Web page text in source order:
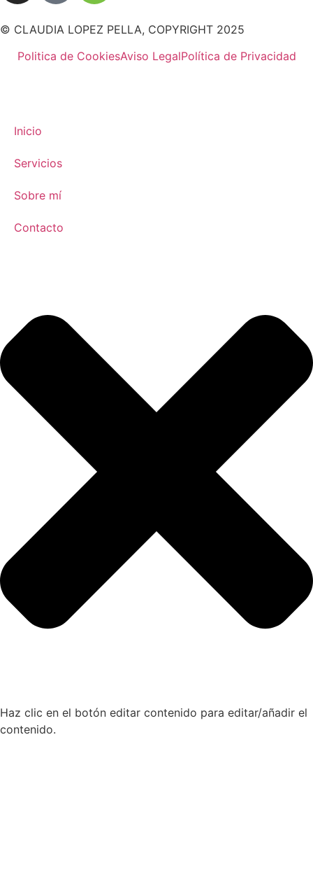
© CLAUDIA LOPEZ PELLA, COPYRIGHT 2025
Politica de CookiesAviso LegalPolítica de Privacidad
Inicio
Servicios
Sobre mí
Contacto
Haz clic en el botón editar contenido para editar/añadir el
contenido.